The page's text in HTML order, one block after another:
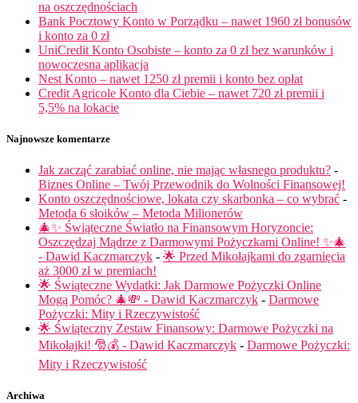
na oszczędnościach
Bank Pocztowy Konto w Porządku – nawet 1960 zł bonusów
i konto za 0 zł
UniCredit Konto Osobiste – konto za 0 zł bez warunków i
nowoczesna aplikacja
Nest Konto – nawet 1250 zł premii i konto bez opłat
Credit Agricole Konto dla Ciebie – nawet 720 zł premii i
5,5% na lokacie
Najnowsze komentarze
Jak zacząć zarabiać online, nie mając własnego produktu? -
Biznes Online – Twój Przewodnik do Wolności Finansowej!
Konto oszczędnościowe, lokata czy skarbonka – co wybrać -
Metoda 6 słoików – Metoda Milionerów
🎄✨ Świąteczne Światło na Finansowym Horyzoncie:
Oszczędzaj Mądrze z Darmowymi Pożyczkami Online! ✨🎄
- Dawid Kaczmarczyk - 🌟 Przed Mikołajkami do zgarnięcia
aż 3000 zł w premiach!
🌟 Świąteczne Wydatki: Jak Darmowe Pożyczki Online
Mogą Pomóc? 🎄💸 - Dawid Kaczmarczyk - Darmowe
Pożyczki: Mity i Rzeczywistość
🌟 Świąteczny Zestaw Finansowy: Darmowe Pożyczki na
Mikołajki! 🎅💰 - Dawid Kaczmarczyk - Darmowe Pożyczki:
Mity i Rzeczywistość
Archiwa